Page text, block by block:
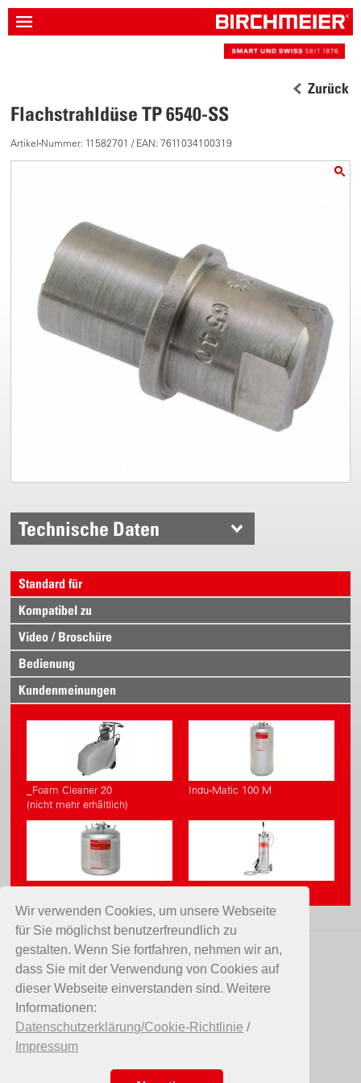
Wir verwenden Cookies, um unsere Webseite
für Sie möglichst benutzerfreundlich zu
gestalten. Wenn Sie fortfahren, nehmen wir an,
dass Sie mit der Verwendung von Cookies auf
dieser Webseite einverstanden sind. Weitere
Informationen:
Datenschutzerklärung/Cookie-Richtlinie /
Impressum
Zurück
Flachstrahldüse TP 6540-SS
Artikel-Nummer: 11582701 / EAN: 7611034100319
Technische Daten
Standard für
Kompatibel zu
Video / Broschüre
Bedienung
Kundenmeinungen
_Foam Cleaner 20
(nicht mehr erhältlich)
Indu-Matic 100 M
Indu-Matic 50 M Indu-Matic 20 M
KONTAKT
Birchmeier Sprühtechnik AG
Im Stetterfeld 1
5608 Stetten
Schweiz